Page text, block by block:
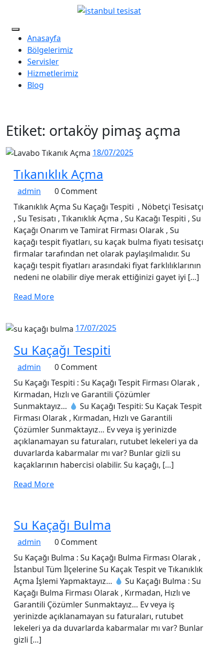
content
Open
Menu
Anasayfa
Bölgelerimiz
Servisler
Hizmetlerimiz
Blog
Etiket: ortaköy pimaş açma
18/07/202518/07/2025
Tıkanıklık Açma
admin admin0 Comment
Tıkanıklık Açma Su Kaçağı Tespiti , Nöbetçi Tesisatçı
, Su Tesisatı , Tıkanıklık Açma , Su Kacağı Tespiti , Su
Kaçağı Onarım ve Tamirat Firması Olarak , Su
kaçağı tespit fiyatları, su kaçak bulma fiyatı tesisatçı
firmalar tarafından net olarak paylaşılmalıdır. Su
kaçağı tespit fiyatları arasındaki fiyat farklılıklarının
nedeni ne olabilir diye merak ettiğinizi gayet iyi […]
Read MoreRead
17/07/202517/07/2025
Su Kaçağı Tespiti
Tespiti
admin admin0 Comment
Su Kaçağı Tespiti : Su Kaçağı Tespit Firması Olarak ,
Kırmadan, Hızlı ve Garantili Çözümler
Sunmaktayız…
Su Kaçağı Tespiti: Su Kaçak Tespit
Firması Olarak , Kırmadan, Hızlı ve Garantili
Çözümler Sunmaktayız… Ev veya iş yerinizde
açıklanamayan su faturaları, rutubet lekeleri ya da
duvarlarda kabarmalar mı var? Bunlar gizli su
kaçaklarının habercisi olabilir. Su kaçağı, […]
Read MoreRead
Su Kaçağı Bulma
Bulma
admin admin0 Comment
Su Kaçağı Bulma : Su Kaçağı Bulma Firması Olarak ,
İstanbul Tüm İlçelerine Su Kaçak Tespit ve Tıkanıklık
Açma İşlemi Yapmaktayız…
Su Kaçağı Bulma : Su
Kaçağı Bulma Firması Olarak , Kırmadan, Hızlı ve
Garantili Çözümler Sunmaktayız… Ev veya iş
yerinizde açıklanamayan su faturaları, rutubet
lekeleri ya da duvarlarda kabarmalar mı var? Bunlar
gizli […]